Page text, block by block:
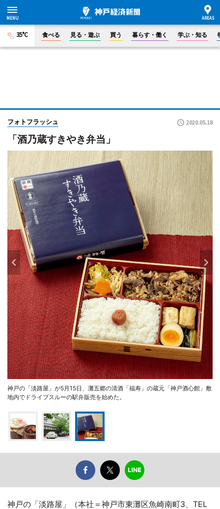
35°C 食べる 見る・遊ぶ 買う 暮らす・働く 学ぶ・知る
フォトフラッシュ 2020.05.18
「酒乃蔵すきやき弁当」
神戸の「淡路屋」が5月15日、灘五郷の清酒「福寿」の蔵元「神戸酒心館」敷
地内でドライブスルーの駅弁販売を始めた。
神戸の「淡路屋」（本社＝神戸市東灘区魚崎南町3、TEL